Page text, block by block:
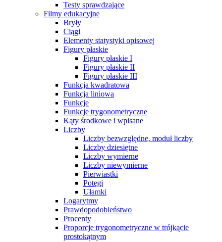
Testy sprawdzające
Filmy edukacyjne
Bryły
Ciągi
Elementy statystyki opisowej
Figury płaskie
Figury płaskie I
Figury płaskie II
Figury płaskie III
Funkcja kwadratowa
Funkcja liniowa
Funkcje
Funkcje trygonometryczne
Kąty środkowe i wpisane
Liczby
Liczby bezwzględne, moduł liczby
Liczby dziesiętne
Liczby wymierne
Liczby niewymierne
Pierwiastki
Potęgi
Ułamki
Logarytmy
Prawdopodobieństwo
Procenty
Proporcje trygonometryczne w trójkącie
prostokątnym